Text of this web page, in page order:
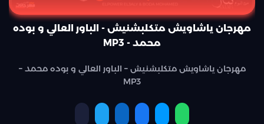
مهرجان ياشاويش متكلبشنيش - الباور العالي و بوده
محمد - MP3
مهرجان ياشاويش متكلبشنيش – الباور العالي و بوده محمد –
MP3